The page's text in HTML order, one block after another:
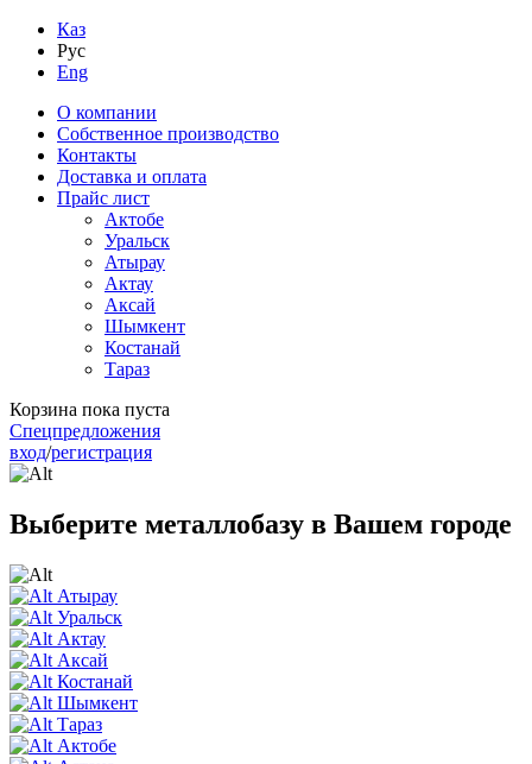
Каз
Рус
Eng
О компании
Собственное производство
Контакты
Доставка и оплата
Прайс лист
Актобе
Уральск
Атырау
Актау
Аксай
Шымкент
Костанай
Тараз
Корзина пока пуста
Спецпредложения
вход/регистрация
Выберите металлобазу в Вашем городе
Атырау
Уральск
Актау
Аксай
Костанай
Шымкент
Тараз
Актобе